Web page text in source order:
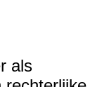
als